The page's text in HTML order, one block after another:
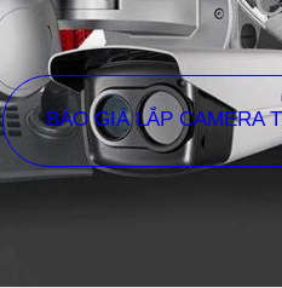
BÁO GIÁ LẮP CAMERA